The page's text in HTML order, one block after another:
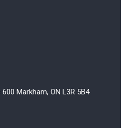
Markham, ON L3R 5B4